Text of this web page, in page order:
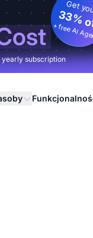
Get
33%
+ free AI
yearly subscription